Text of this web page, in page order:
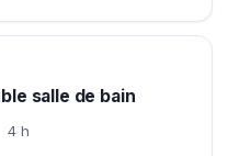
salle de bain
4 h